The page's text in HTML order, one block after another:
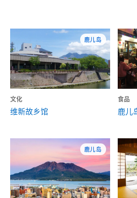
鹿儿岛
文化
维新故乡馆
食品
鹿儿
鹿儿岛